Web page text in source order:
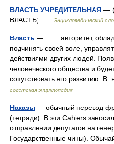
ВЛАСТЬ УЧРЕДИТЕЛЬНАЯ —
ВЛАСТЬ) …
Энциклопедический
Власть — авторитет,
подчинять своей воле,
действиями других людей.
человеческого общества и
сопутствовать его развитию.
советская энциклопедия
Наказы — обычный перевод
(тетради). В эти Cahiers
отправлении депутатов на
Государственные чины).